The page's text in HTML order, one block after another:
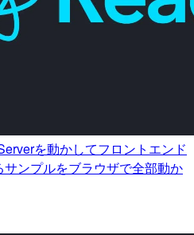
を動かしてフロントエンド
ンプルをブラウザで全部動か